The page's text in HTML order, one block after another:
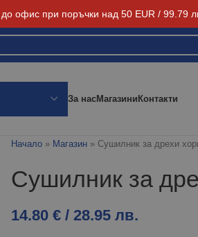
до офис при поръчки над 50 EUR / 99.79
За насМагазиниКонтакти
Начало» Магазин» Сушилник за дрехи
Сушилник за
14.80 € / 28.95 лв.